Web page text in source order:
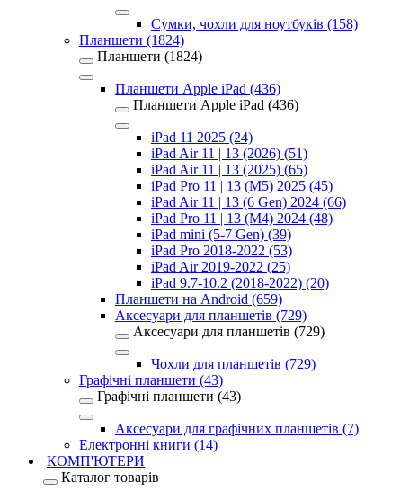
Сумки, чохли для ноутбуків (158)
Планшети (1824)
Планшети (1824)
Планшети Apple iPad (436)
Планшети Apple iPad (436)
iPad 11 2025 (24)
iPad Air 11 | 13 (2026) (51)
iPad Air 11 | 13 (2025) (65)
iPad Pro 11 | 13 (M5) 2025 (45)
iPad Air 11 | 13 (6 Gen) 2024 (66)
iPad Pro 11 | 13 (M4) 2024 (48)
iPad mini (5-7 Gen) (39)
iPad Pro 2018-2022 (53)
iPad Air 2019-2022 (25)
iPad 9.7-10.2 (2018-2022) (20)
Планшети на Android (659)
Аксесуари для планшетів (729)
Аксесуари для планшетів (729)
Чохли для планшетів (729)
Графічні планшети (43)
Графічні планшети (43)
Аксесуари для графічних планшетів (7)
Електронні книги (14)
КОМП'ЮТЕРИ
Каталог товарів